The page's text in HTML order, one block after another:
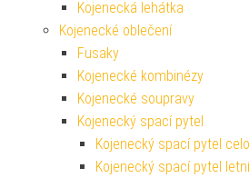
Kojenecká lehátka
Kojenecké oblečení
Fusaky
Kojenecké kombinézy
Kojenecké soupravy
Kojenecký spací pytel
Kojenecký spací pytel
Kojenecký spací pytel letní